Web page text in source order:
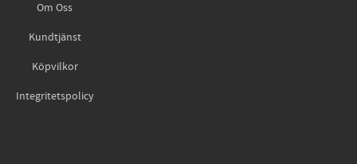
Om Oss
Kundtjänst
Köpvilkor
Integritetspolicy